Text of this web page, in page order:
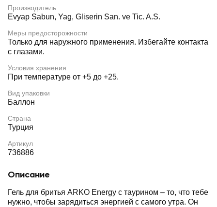
Производитель
Evyap Sabun, Yag, Gliserin San. ve Tic. A.S.
Меры предосторожности
Только для наружного применения. Избегайте контакта
с глазами.
Условия хранения
При температуре от +5 до +25.
Вид упаковки
Баллон
Страна
Турция
Артикул
736886
Описание
Гель для бритья ARKO Energy с таурином – то, что тебе
нужно, чтобы зарядиться энергией с самого утра. Он